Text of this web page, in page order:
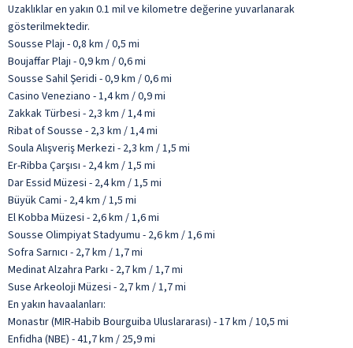
Uzaklıklar en yakın 0.1 mil ve kilometre değerine yuvarlanarak
gösterilmektedir.
Sousse Plajı - 0,8 km / 0,5 mi
Boujaffar Plajı - 0,9 km / 0,6 mi
Sousse Sahil Şeridi - 0,9 km / 0,6 mi
Casino Veneziano - 1,4 km / 0,9 mi
Zakkak Türbesi - 2,3 km / 1,4 mi
Ribat of Sousse - 2,3 km / 1,4 mi
Soula Alışveriş Merkezi - 2,3 km / 1,5 mi
Er-Ribba Çarşısı - 2,4 km / 1,5 mi
Dar Essid Müzesi - 2,4 km / 1,5 mi
Büyük Cami - 2,4 km / 1,5 mi
El Kobba Müzesi - 2,6 km / 1,6 mi
Sousse Olimpiyat Stadyumu - 2,6 km / 1,6 mi
Sofra Sarnıcı - 2,7 km / 1,7 mi
Medinat Alzahra Parkı - 2,7 km / 1,7 mi
Suse Arkeoloji Müzesi - 2,7 km / 1,7 mi
En yakın havaalanları:
Monastır (MIR-Habib Bourguiba Uluslararası) - 17 km / 10,5 mi
Enfidha (NBE) - 41,7 km / 25,9 mi